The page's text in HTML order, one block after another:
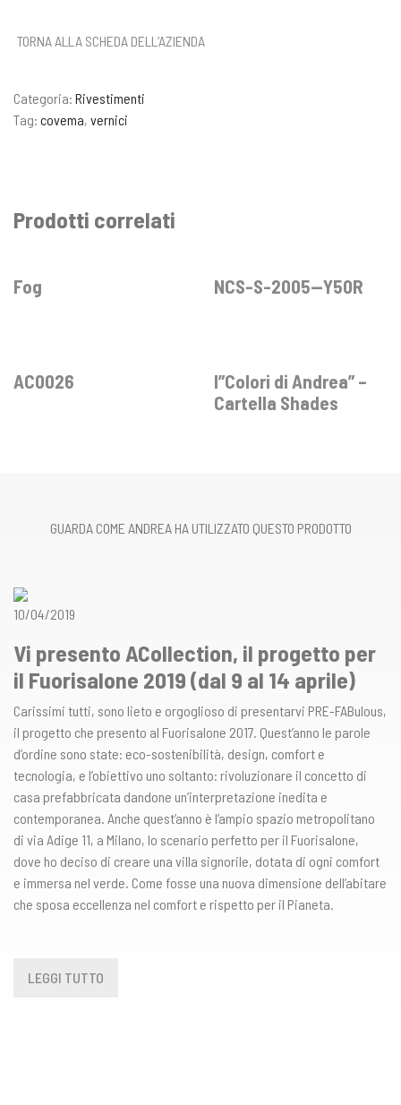
TORNA ALLA SCHEDA DELL’AZIENDA
Categoria: Rivestimenti
Tag: covema, vernici
Prodotti correlati
Fog NCS-S-2005—Y50R
AC0026
I”Colori di Andrea” –
Cartella Shades
GUARDA COME ANDREA HA UTILIZZATO QUESTO PRODOTTO
10/04/2019
Vi presento ACollection, il progetto per
il Fuorisalone 2019 (dal 9 al 14 aprile)
Carissimi tutti, sono lieto e orgoglioso di presentarvi PRE-FABulous,
il progetto che presento al Fuorisalone 2017. Quest’anno le parole
d’ordine sono state: eco-sostenibilità, design, comfort e
tecnologia, e l’obiettivo uno soltanto: rivoluzionare il concetto di
casa prefabbricata dandone un’interpretazione inedita e
contemporanea. Anche quest’anno è l’ampio spazio metropolitano
di via Adige 11, a Milano, lo scenario perfetto per il Fuorisalone,
dove ho deciso di creare una villa signorile, dotata di ogni comfort
e immersa nel verde. Come fosse una nuova dimensione dell’abitare
che sposa eccellenza nel comfort e rispetto per il Pianeta.
LEGGI TUTTO